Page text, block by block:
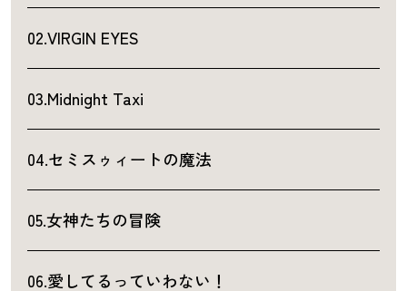
02.VIRGIN EYES
03.Midnight Taxi
04.セミスゥィートの魔法
05.女神たちの冒険
06.愛してるっていわない！